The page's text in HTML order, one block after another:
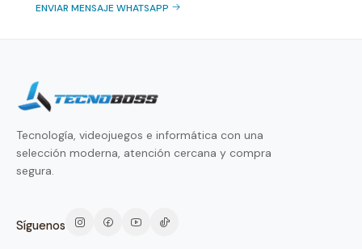
ENVIAR MENSAJE WHATSAPP
Tecnología, videojuegos e informática con una
selección moderna, atención cercana y compra
segura.
Síguenos